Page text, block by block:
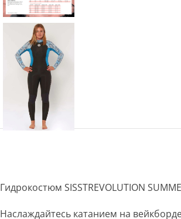
Гидрокостюм SISSTREVOLUTION
Наслаждайтесь катанием на